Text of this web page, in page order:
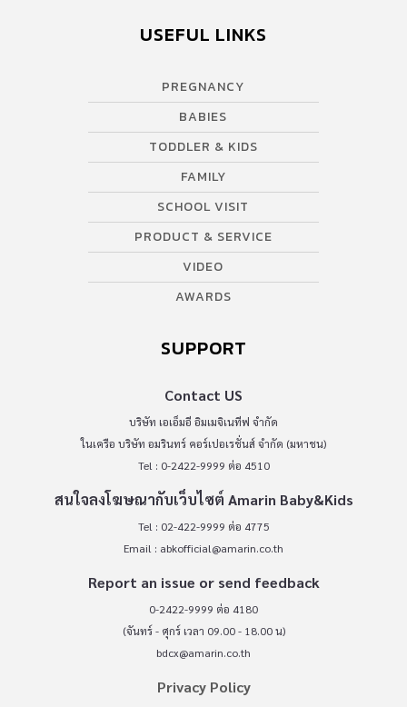
USEFUL LINKS
PREGNANCY
BABIES
TODDLER & KIDS
FAMILY
SCHOOL VISIT
PRODUCT & SERVICE
VIDEO
AWARDS
SUPPORT
Contact US
บริษัท เอเอ็มอี อิมเมจิเนทีฟ จำกัด
ในเครือ บริษัท อมรินทร์ คอร์เปอเรชั่นส์ จำกัด (มหาชน)
Tel : 0-2422-9999 ต่อ 4510
สนใจลงโฆษณากับเว็บไซต์ Amarin Baby&Kids
Tel : 02-422-9999 ต่อ 4775
Email : abkofficial@amarin.co.th
Report an issue or send feedback
0-2422-9999 ต่อ 4180
(จันทร์ - ศุกร์ เวลา 09.00 - 18.00 น)
bdcx@amarin.co.th
Privacy Policy